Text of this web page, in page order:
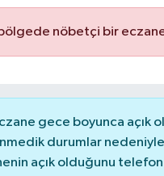
nöbetçi bir
gece boyunca açık
durumlar
açık olduğunu